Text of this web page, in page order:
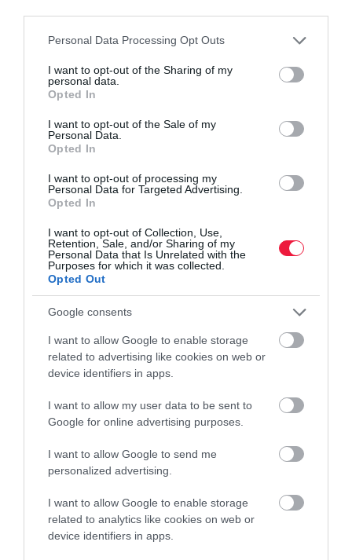
Please note that this website/app uses one or more Google
not limited to your visit or usage behaviour. You may click to
grant or deny consent to Google and its third-party tags to
use your data for below specified purposes in below Google
consent section.
Personal Data Processing Opt Outs
I want to opt-out of the Sharing of my
personal data.
Opted In
I want to opt-out of the Sale of my
Personal Data.
Opted In
I want to opt-out of processing my
Personal Data for Targeted Advertising.
Opted In
I want to opt-out of Collection, Use,
Retention, Sale, and/or Sharing of my
Personal Data that Is Unrelated with the
Purposes for which it was collected.
Opted Out
Google consents
I want to allow Google to enable storage
related to advertising like cookies on web or
device identifiers in apps.
I want to allow my user data to be sent to
Google for online advertising purposes.
I want to allow Google to send me
personalized advertising.
I want to allow Google to enable storage
related to analytics like cookies on web or
device identifiers in apps.
KÖRNYEZETVÉDELEM
Van tömött fogad? Ezt nem árt, ha tudod!
be az amalgámtöméseket az Európai Unióban. Azonban nemcsak
az amalgám fogászati használatát szűntetnék meg, hanem az
előállítását…